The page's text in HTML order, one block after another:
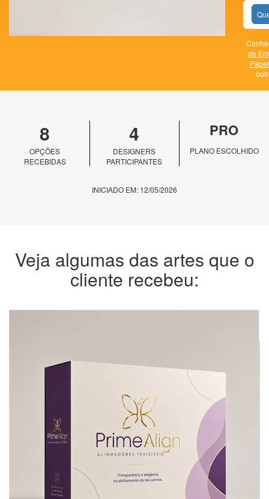
de
8
OPÇÕES
RECEBIDAS
4
DESIGNERS
PARTICIPANTES
PRO
PLANO ESCOLHIDO
INICIADO EM: 12/05/2026
Veja algumas das artes que o
cliente recebeu: